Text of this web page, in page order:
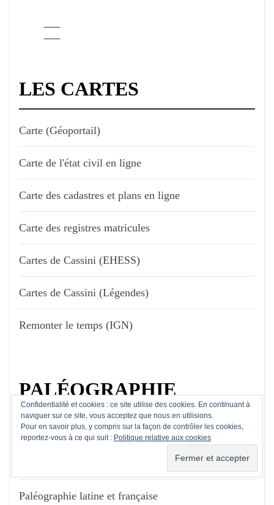
LES CARTES
Carte (Géoportail)
Carte de l'état civil en ligne
Carte des cadastres et plans en ligne
Carte des registres matricules
Cartes de Cassini (EHESS)
Cartes de Cassini (Légendes)
Remonter le temps (IGN)
PALÉOGRAPHIE
Abécédaire de Paléographie
Paléographie latine et française
Confidentialité et cookies : ce site utilise des cookies. En continuant à
naviguer sur ce site, vous acceptez que nous en utilisions.
Pour en savoir plus, y compris sur la façon de contrôler les cookies,
reportez-vous à ce qui suit : Politique relative aux cookies